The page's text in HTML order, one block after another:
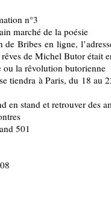
n°3
marché de la poésie
Bribes en ligne,
de Michel Butor était
ou la rêvolution butorienne
tiendra à Paris, du 18 au
en stand et retrouver des
501